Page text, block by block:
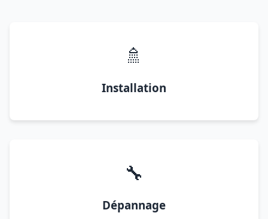
🚿
Installation
🔧
Dépannage